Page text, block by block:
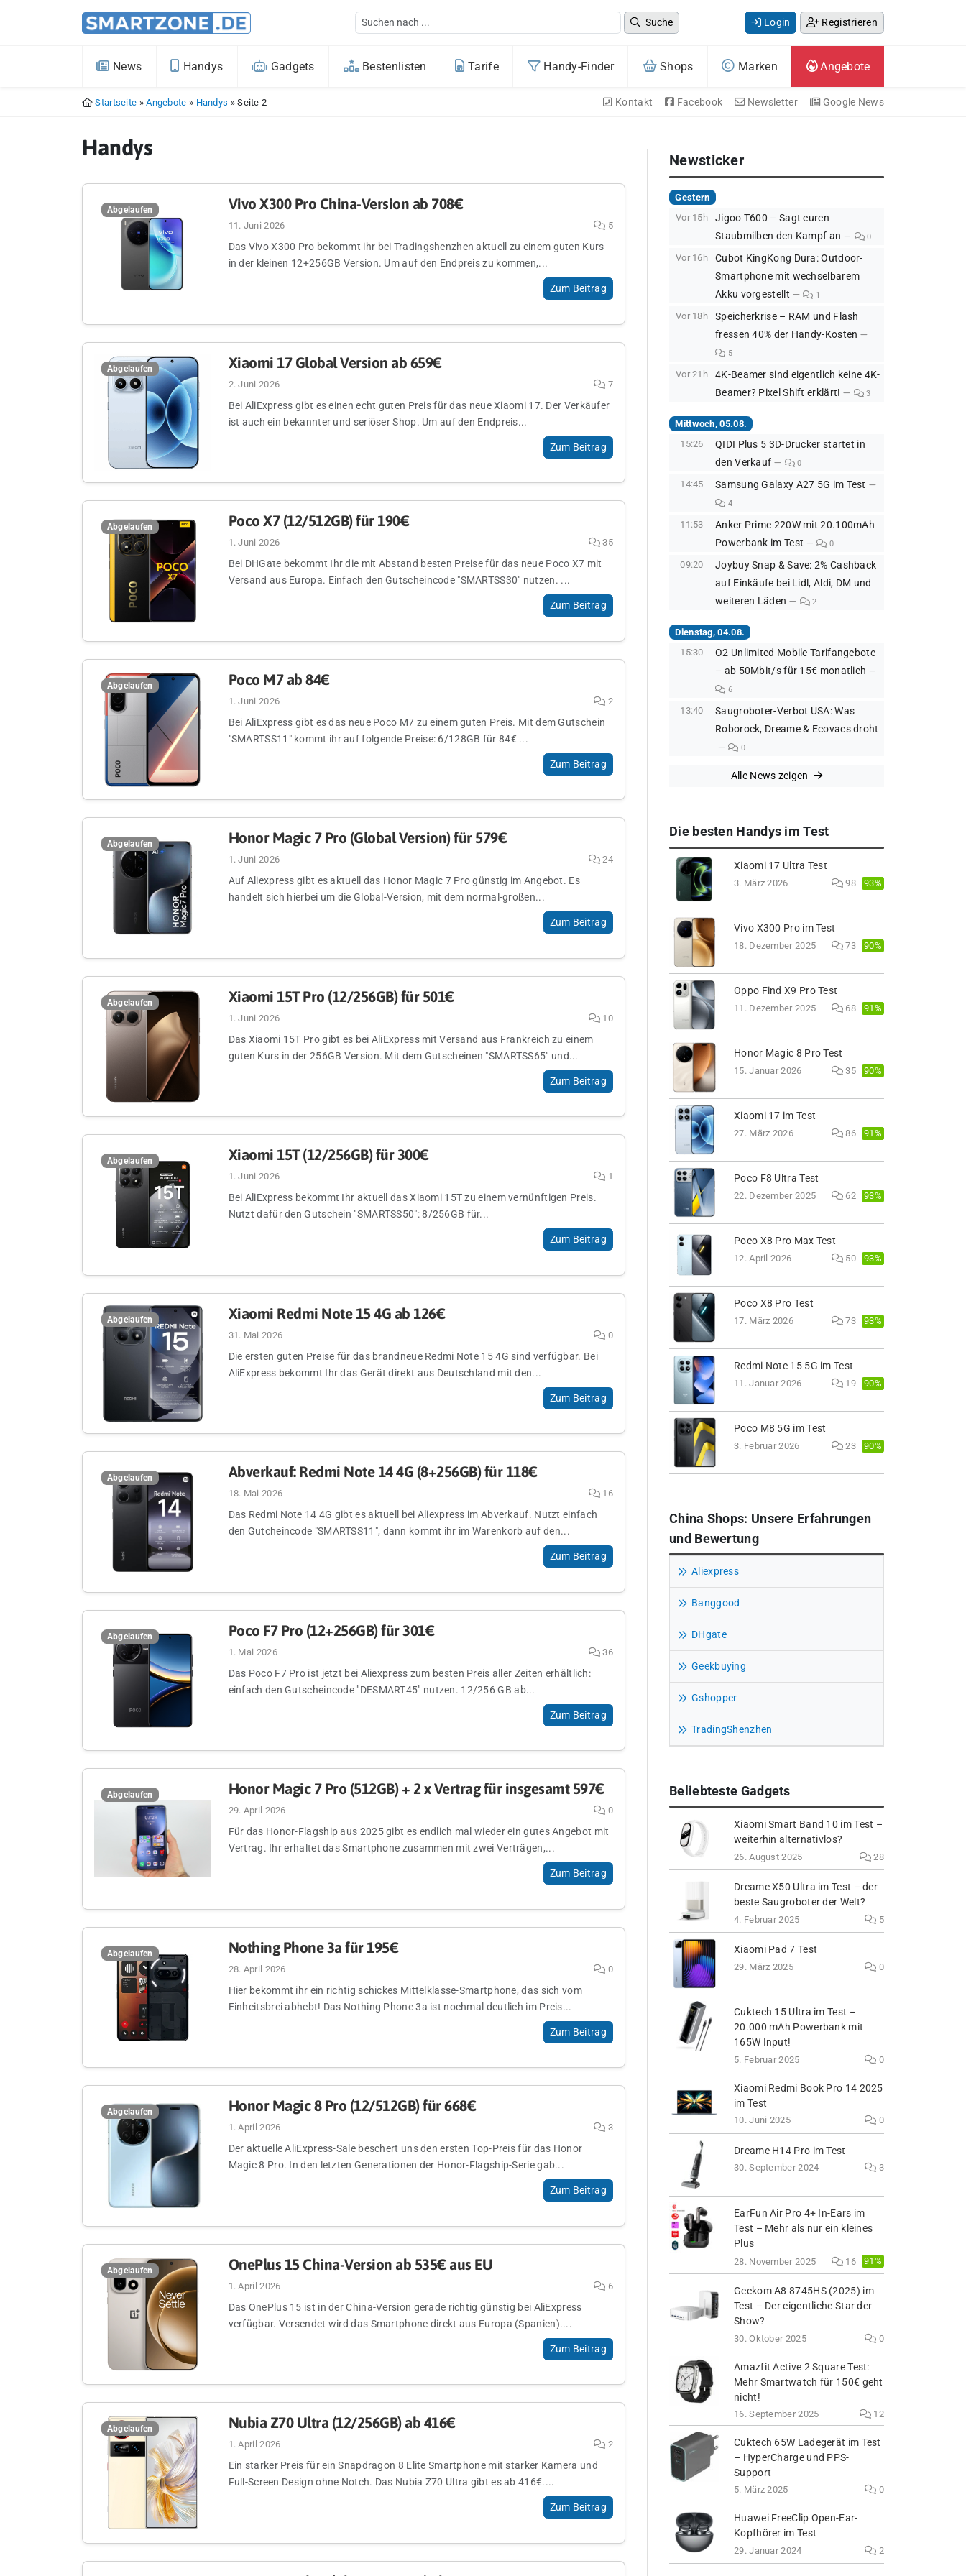
Suche Login Registrieren
News Handys Gadgets Bestenlisten Tarife Handy-Finder Shops Marken Angebote
Startseite »Angebote » Handys »Seite 2 Kontakt Facebook Newsletter Google News
Handys
Abgelaufen Vivo X300 Pro China-Version ab 708€
11. Juni 2026 5
Das Vivo X300 Pro bekommt ihr bei Tradingshenzhen aktuell zu einem guten Kurs
in der kleinen 12+256GB Version. Um auf den Endpreis zu kommen,...
Zum Beitrag
Abgelaufen Xiaomi 17 Global Version ab 659€
2. Juni 2026 7
Bei AliExpress gibt es einen echt guten Preis für das neue Xiaomi 17. Der Verkäufer
ist auch ein bekannter und seriöser Shop. Um auf den Endpreis...
Zum Beitrag
Abgelaufen Poco X7 (12/512GB) für 190€
1. Juni 2026 35
Bei DHGate bekommt Ihr die mit Abstand besten Preise für das neue Poco X7 mit
Versand aus Europa. Einfach den Gutscheincode "SMARTSS30" nutzen. ...
Zum Beitrag
Abgelaufen Poco M7 ab 84€
1. Juni 2026 2
Bei AliExpress gibt es das neue Poco M7 zu einem guten Preis. Mit dem Gutschein
"SMARTSS11" kommt ihr auf folgende Preise: 6/128GB für 84€ ...
Zum Beitrag
Abgelaufen Honor Magic 7 Pro (Global Version) für 579€
1. Juni 2026 24
Auf Aliexpress gibt es aktuell das Honor Magic 7 Pro günstig im Angebot. Es
handelt sich hierbei um die Global-Version, mit dem normal-großen...
Zum Beitrag
Abgelaufen Xiaomi 15T Pro (12/256GB) für 501€
1. Juni 2026 10
Das Xiaomi 15T Pro gibt es bei AliExpress mit Versand aus Frankreich zu einem
guten Kurs in der 256GB Version. Mit dem Gutscheinen "SMARTSS65" und...
Zum Beitrag
Abgelaufen Xiaomi 15T (12/256GB) für 300€
1. Juni 2026 1
Bei AliExpress bekommt Ihr aktuell das Xiaomi 15T zu einem vernünftigen Preis.
Nutzt dafür den Gutschein "SMARTSS50": 8/256GB für...
Zum Beitrag
Abgelaufen Xiaomi Redmi Note 15 4G ab 126€
31. Mai 2026 0
Die ersten guten Preise für das brandneue Redmi Note 15 4G sind verfügbar. Bei
AliExpress bekommt Ihr das Gerät direkt aus Deutschland mit den...
Zum Beitrag
Abgelaufen Abverkauf: Redmi Note 14 4G (8+256GB) für 118€
18. Mai 2026 16
Das Redmi Note 14 4G gibt es aktuell bei Aliexpress im Abverkauf. Nutzt einfach
den Gutcheincode "SMARTSS11", dann kommt ihr im Warenkorb auf den...
Zum Beitrag
Abgelaufen Poco F7 Pro (12+256GB) für 301€
1. Mai 2026 36
Das Poco F7 Pro ist jetzt bei Aliexpress zum besten Preis aller Zeiten erhältlich:
einfach den Gutscheincode "DESMART45" nutzen. 12/256 GB ab...
Zum Beitrag
Abgelaufen Honor Magic 7 Pro (512GB) + 2 x Vertrag für insgesamt 597€
29. April 2026 0
Für das Honor-Flagship aus 2025 gibt es endlich mal wieder ein gutes Angebot mit
Vertrag. Ihr erhaltet das Smartphone zusammen mit zwei Verträgen,...
Zum Beitrag
Abgelaufen Nothing Phone 3a für 195€
28. April 2026 0
Hier bekommt ihr ein richtig schickes Mittelklasse-Smartphone, das sich vom
Einheitsbrei abhebt! Das Nothing Phone 3a ist nochmal deutlich im Preis...
Zum Beitrag
Abgelaufen Honor Magic 8 Pro (12/512GB) für 668€
1. April 2026 3
Der aktuelle AliExpress-Sale beschert uns den ersten Top-Preis für das Honor
Magic 8 Pro. In den letzten Generationen der Honor-Flagship-Serie gab...
Zum Beitrag
Abgelaufen OnePlus 15 China-Version ab 535€ aus EU
1. April 2026 6
Das OnePlus 15 ist in der China-Version gerade richtig günstig bei AliExpress
verfügbar. Versendet wird das Smartphone direkt aus Europa (Spanien)....
Zum Beitrag
Abgelaufen Nubia Z70 Ultra (12/256GB) ab 416€
1. April 2026 2
Ein starker Preis für ein Snapdragon 8 Elite Smartphone mit starker Kamera und
Full-Screen Design ohne Notch. Das Nubia Z70 Ultra gibt es ab 416€....
Zum Beitrag
Newsticker
Gestern
Vor 15h
Jigoo T600 – Sagt euren
Staubmilben den Kampf an
0
Vor 16h
Cubot KingKong Dura: Outdoor-
Smartphone mit wechselbarem
Akku vorgestellt
1
Vor 18h
Speicherkrise – RAM und Flash
fressen 40% der Handy-Kosten
5
Vor 21h
4K-Beamer sind eigentlich keine 4K-
Beamer? Pixel Shift erklärt!
3
Mittwoch, 05.08.
15:26
QIDI Plus 5 3D-Drucker startet in
den Verkauf
0
14:45 Samsung Galaxy A27 5G im Test
4
11:53
Anker Prime 220W mit 20.100mAh
Powerbank im Test
0
09:20
Joybuy Snap & Save: 2% Cashback
auf Einkäufe bei Lidl, Aldi, DM und
weiteren Läden
2
Dienstag, 04.08.
15:30
O2 Unlimited Mobile Tarifangebote
– ab 50Mbit/s für 15€ monatlich
6
13:40
Saugroboter-Verbot USA: Was
Roborock, Dreame & Ecovacs droht
0
Alle News zeigen
Die besten Handys im Test
Xiaomi 17 Ultra Test
3. März 2026 98 93%
Vivo X300 Pro im Test
18. Dezember 2025 73 90%
Oppo Find X9 Pro Test
11. Dezember 2025 68 91%
Honor Magic 8 Pro Test
15. Januar 2026 35 90%
Xiaomi 17 im Test
27. März 2026 86 91%
Poco F8 Ultra Test
22. Dezember 2025 62 93%
Poco X8 Pro Max Test
12. April 2026 50 93%
Poco X8 Pro Test
17. März 2026 73 93%
Redmi Note 15 5G im Test
11. Januar 2026 19 90%
Poco M8 5G im Test
3. Februar 2026 23 90%
China Shops: Unsere Erfahrungen
und Bewertung
Aliexpress
Banggood
DHgate
Geekbuying
Gshopper
TradingShenzhen
Beliebteste Gadgets
Xiaomi Smart Band 10 im Test –
weiterhin alternativlos?
26. August 2025 28
Dreame X50 Ultra im Test – der
beste Saugroboter der Welt?
4. Februar 2025 5
Xiaomi Pad 7 Test
29. März 2025 0
Cuktech 15 Ultra im Test –
20.000 mAh Powerbank mit
165W Input!
5. Februar 2025 0
Xiaomi Redmi Book Pro 14 2025
im Test
10. Juni 2025 0
Dreame H14 Pro im Test
30. September 2024 3
EarFun Air Pro 4+ In-Ears im
Test – Mehr als nur ein kleines
Plus
28. November 2025 16 91%
Geekom A8 8745HS (2025) im
Test – Der eigentliche Star der
Show?
30. Oktober 2025 0
Amazfit Active 2 Square Test:
Mehr Smartwatch für 150€ geht
nicht!
16. September 2025 12
Cuktech 65W Ladegerät im Test
– HyperCharge und PPS-
Support
5. März 2025 0
Huawei FreeClip Open-Ear-
Kopfhörer im Test
29. Januar 2024 2